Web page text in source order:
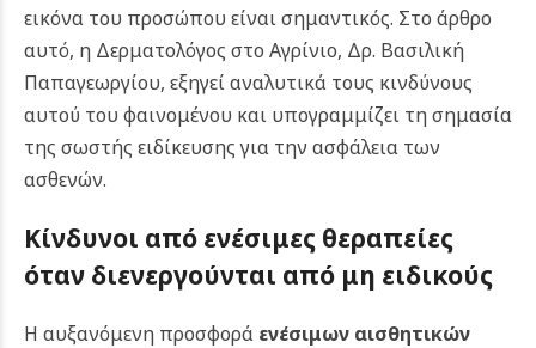
εικόνα του προσώπου είναι σημαντικός. Στο άρθρο
αυτό, η Δερματολόγος στο Αγρίνιο, Δρ. Βασιλική
Παπαγεωργίου, εξηγεί αναλυτικά τους κινδύνους
αυτού του φαινομένου και υπογραμμίζει τη σημασία
της σωστής ειδίκευσης για την ασφάλεια των
ασθενών.
Κίνδυνοι από ενέσιμες θεραπείες
όταν διενεργούνται από μη ειδικούς
Η αυξανόμενη προσφορά ενέσιμων αισθητικών